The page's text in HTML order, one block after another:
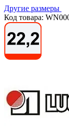
Другие размеры
Код товара: